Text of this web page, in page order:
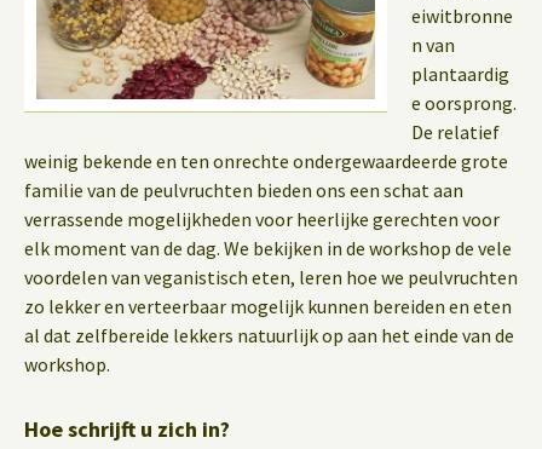
eiwitbronne
n van
plantaardig
e oorsprong.
De relatief
weinig bekende en ten onrechte ondergewaardeerde grote
familie van de peulvruchten bieden ons een schat aan
verrassende mogelijkheden voor heerlijke gerechten voor
elk moment van de dag. We bekijken in de workshop de vele
voordelen van veganistisch eten, leren hoe we peulvruchten
zo lekker en verteerbaar mogelijk kunnen bereiden en eten
al dat zelfbereide lekkers natuurlijk op aan het einde van de
workshop.
Hoe schrijft u zich in?